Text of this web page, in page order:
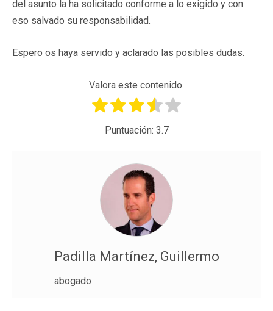
del asunto la ha solicitado conforme a lo exigido y con
eso salvado su responsabilidad.
Espero os haya servido y aclarado las posibles dudas.
Valora este contenido.
Puntuación: 3.7
Padilla Martínez, Guillermo
abogado